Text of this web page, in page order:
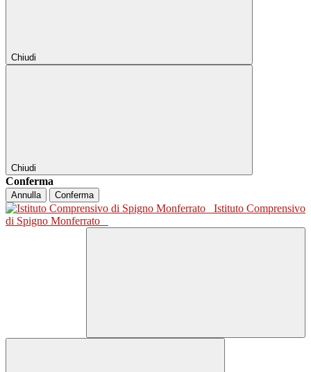
Chiudi
Chiudi
Conferma
Annulla Conferma
Istituto Comprensivo
di Spigno Monferrato